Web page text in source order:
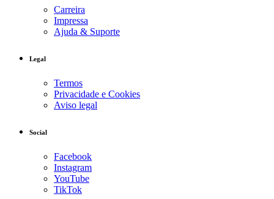
Carreira
Impressa
Ajuda & Suporte
Legal
Termos
Privacidade e Cookies
Aviso legal
Social
Facebook
Instagram
YouTube
TikTok